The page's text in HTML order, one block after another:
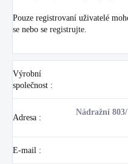
Pouze registrovaní uživatelé
se nebo se registrujte
Výrobní
společnost :
Adresa :
Nádražní
E-mail :